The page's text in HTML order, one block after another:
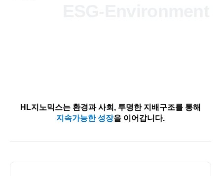
HL지노믹스는 환경과 사회, 투명한 지배구조를 통해
지속가능한 성장을 이어갑니다.